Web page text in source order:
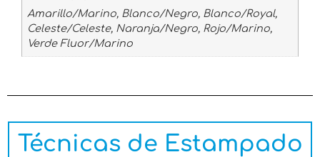
Amarillo/Marino, Blanco/Negro, Blanco/Royal,
Celeste/Celeste, Naranja/Negro, Rojo/Marino,
Verde Fluor/Marino
Técnicas de Estampado